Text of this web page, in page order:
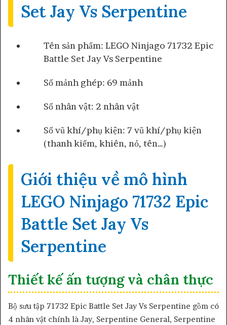
Set Jay Vs Serpentine
Tên sản phẩm: LEGO Ninjago 71732 Epic
Battle Set Jay Vs Serpentine
Số mảnh ghép: 69 mảnh
Số nhân vật: 2 nhân vật
Số vũ khí/phụ kiện: 7 vũ khí/phụ kiện
(thanh kiếm, khiên, nỏ, tên…)
Giới thiệu về mô hình
LEGO Ninjago 71732 Epic
Battle Set Jay Vs
Serpentine
Thiết kế ấn tượng và chân thực
Bộ sưu tập 71732 Epic Battle Set Jay Vs Serpentine gồm có
4 nhân vật chính là Jay, Serpentine General, Serpentine